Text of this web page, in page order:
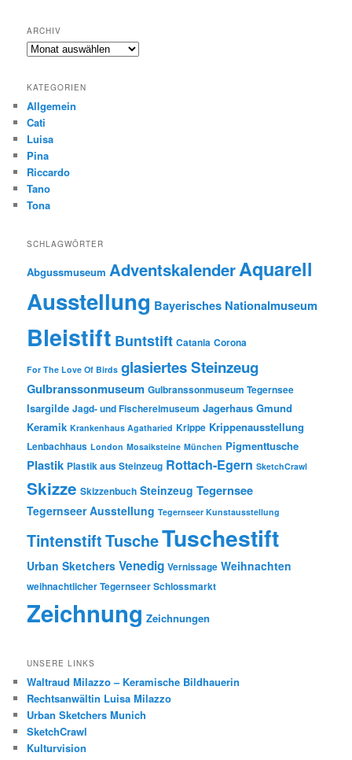
ARCHIV
Archiv
KATEGORIEN
Allgemein
Cati
Luisa
Pina
Riccardo
Tano
Tona
SCHLAGWÖRTER
Abgussmuseum AdventskalenderAquarell
Ausstellung Bayerisches Nationalmuseum
Bleistift Buntstift Catania Corona
For The Love Of Birds glasiertes Steinzeug
Gulbranssonmuseum Gulbranssonmuseum Tegernsee
Isargilde Jagd- und Fischereimuseum Jagerhaus Gmund
Keramik Krankenhaus Agatharied Krippe Krippenausstellung
Lenbachhaus London Mosaiksteine München Pigmenttusche
Plastik Plastik aus Steinzeug Rottach-Egern SketchCrawl
Skizze Skizzenbuch Steinzeug Tegernsee
Tegernseer Ausstellung Tegernseer Kunstausstellung
TintenstiftTuscheTuschestift
Urban Sketchers Venedig Vernissage Weihnachten
weihnachtlicher Tegernseer Schlossmarkt
Zeichnung Zeichnungen
UNSERE LINKS
Waltraud Milazzo – Keramische Bildhauerin
Rechtsanwältin Luisa Milazzo
Urban Sketchers Munich
SketchCrawl
Kulturvision